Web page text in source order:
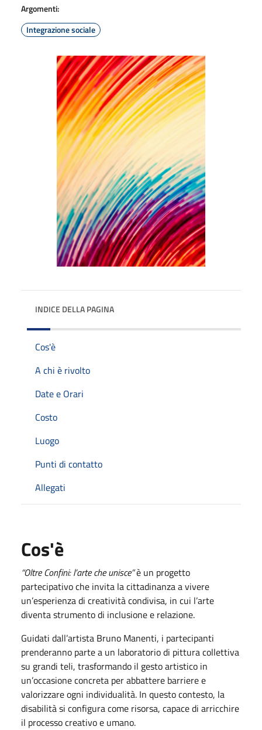
Argomenti:
Integrazione sociale
INDICE DELLA PAGINA
Cos'è
A chi è rivolto
Date e Orari
Costo
Luogo
Punti di contatto
Allegati
Cos'è
“Oltre Confini: l’arte che unisce”è un progetto
partecipativo che invita la cittadinanza a vivere
un’esperienza di creatività condivisa, in cui l’arte
diventa strumento di inclusione e relazione.
Guidati dall’artista Bruno Manenti, i partecipanti
prenderanno parte a un laboratorio di pittura collettiva
su grandi teli, trasformando il gesto artistico in
un’occasione concreta per abbattere barriere e
valorizzare ogni individualità. In questo contesto, la
disabilità si configura come risorsa, capace di arricchire
il processo creativo e umano.